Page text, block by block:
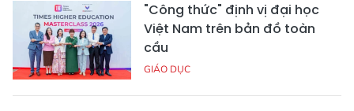
"Công thức" định vị đại học
Việt Nam trên bản đồ toàn
cầu
GIÁO DỤC